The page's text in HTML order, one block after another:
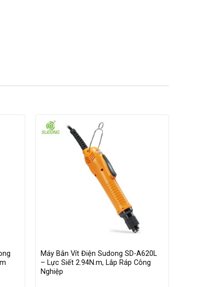
Máy Bắn Vít Điện Sudong SD-A620L
– Lực Siết 2.94N.m, Lắp Ráp Công
Nghiệp